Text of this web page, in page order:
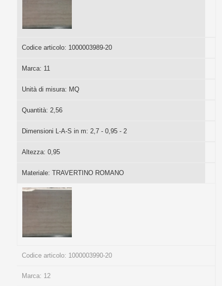
Codice articolo: 1000003989-20
Marca: 11
Unità di misura: MQ
Quantità: 2,56
Dimensioni L-A-S in m: 2,7 - 0,95 - 2
Altezza: 0,95
Materiale: TRAVERTINO ROMANO
Codice articolo: 1000003990-20
Marca: 12